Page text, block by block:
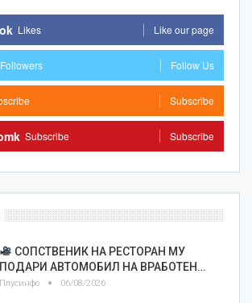
Likes Like our page
Followers Follow Us
Subscribe
Subscribe Subscribe
СОПСТВЕНИК НА РЕСТОРАН МУ
ПОДАРИ АВТОМОБИЛ НА ВРАБОТЕН…
Плусинфо 06/08/2026